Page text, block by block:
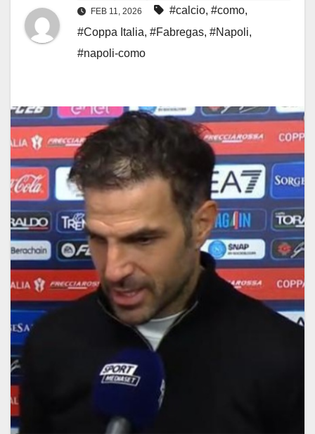
FEB 11, 2026 #calcio, #como,
#Coppa Italia, #Fabregas, #Napoli,
#napoli-como